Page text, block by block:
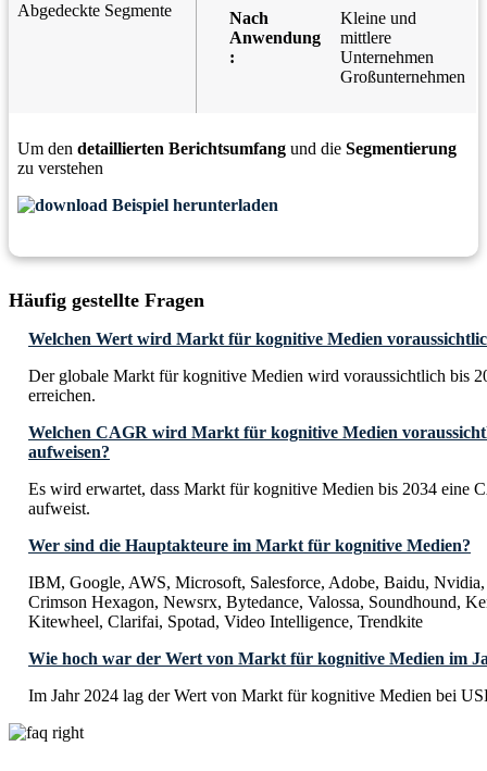
Abgedeckte Segmente
Nach
Anwendung
:
Kleine und
mittlere
Unternehmen
Großunternehmen
Um den detaillierten Berichtsumfang und die Segmentierung
zu verstehen
Beispiel herunterladen
Häufig gestellte Fragen
Welchen Wert wird Markt für kognitive Medien
Der globale Markt für kognitive Medien wird voraussichtlich bis
erreichen.
Welchen CAGR wird Markt für kognitive Medien
aufweisen?
Es wird erwartet, dass Markt für kognitive Medien bis 2034 eine
aufweist.
Wer sind die Hauptakteure im Markt für kognitive Medien?
IBM, Google, AWS, Microsoft, Salesforce, Adobe, Baidu,
Crimson Hexagon, Newsrx, Bytedance, Valossa, Soundhound,
Kitewheel, Clarifai, Spotad, Video Intelligence, Trendkite
Wie hoch war der Wert von Markt für kognitive Medien im
Im Jahr 2024 lag der Wert von Markt für kognitive Medien bei